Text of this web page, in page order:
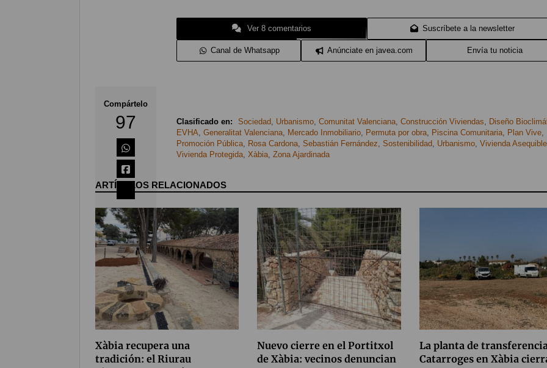
Compártelo
97
Coméntalo
8
Ver 8 comentarios Suscríbete a la newsletter
Canal de Whatsapp Anúnciate en javea.com Envía tu noticia
Clasificado en: Sociedad, Urbanismo, Comunitat Valenciana, Construcción Viviendas, Diseño
EVHA, Generalitat Valenciana, Mercado Inmobiliario, Permuta por obra, Piscina Comunitaria, Plan Vive,
Promoción Pública, Rosa Cardona, Sebastián Fernández, Sostenibilidad, Urbanismo, Vivienda Asequible
Vivienda Protegida, Xàbia, Zona Ajardinada
ARTÍCULOS RELACIONADOS
Xàbia recupera una
tradición: el Riurau
Nuevo cierre en el Portitxol
de Xàbia: vecinos denuncian
La planta de
Catarroges en Xàbia